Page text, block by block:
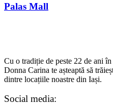
Palas Mall
Cu o tradiție de peste 22 de ani
Donna Carina te așteaptă să
dintre locațiile noastre din Iași.
Social media: